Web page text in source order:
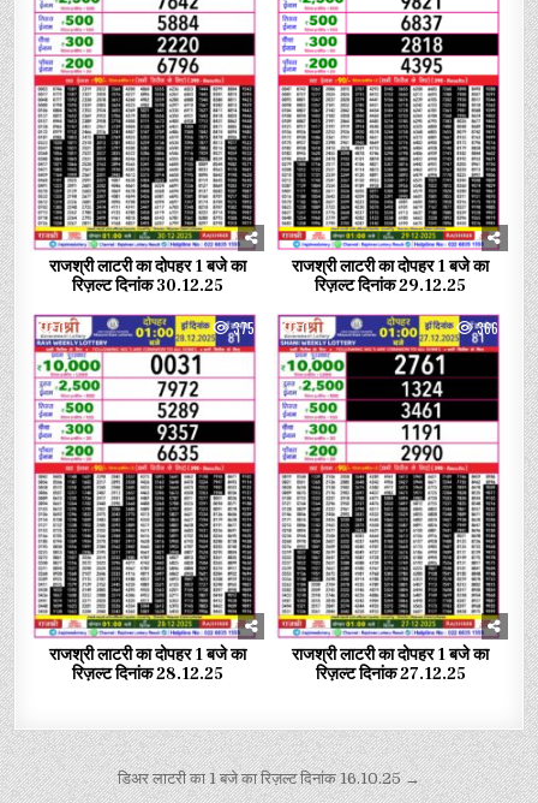
राजश्री लाटरी का दोपहर 1 बजे का
रिज़ल्ट दिनांक 30.12.25
राजश्री लाटरी का दोपहर 1 बजे का
रिज़ल्ट दिनांक 29.12.25
0 375
राजश्री लाटरी का दोपहर 1 बजे का
रिज़ल्ट दिनांक 28.12.25
0 366
राजश्री लाटरी का दोपहर 1 बजे का
रिज़ल्ट दिनांक 27.12.25
डिअर लाटरी का 1 बजे का रिज़ल्ट दिनांक 16.10.25 →